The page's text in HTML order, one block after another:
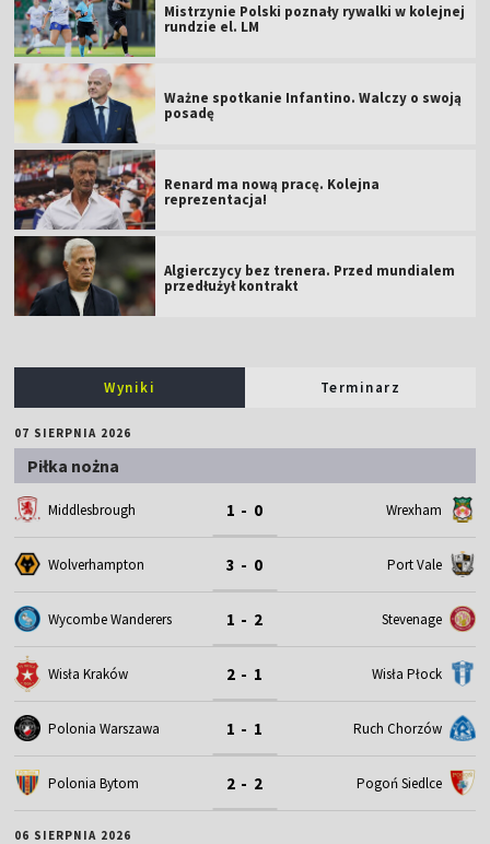
Mistrzynie Polski poznały rywalki w kolejnej
rundzie el. LM
Ważne spotkanie Infantino. Walczy o swoją
posadę
Renard ma nową pracę. Kolejna
reprezentacja!
Algierczycy bez trenera. Przed mundialem
przedłużył kontrakt
Wyniki Terminarz
07 SIERPNIA 2026
Piłka nożna
Middlesbrough 1 - 0 Wrexham
Wolverhampton 3 - 0 Port Vale
Wycombe Wanderers 1 - 2 Stevenage
Wisła Kraków 2 - 1 Wisła Płock
Polonia Warszawa 1 - 1 Ruch Chorzów
Polonia Bytom 2 - 2 Pogoń Siedlce
06 SIERPNIA 2026